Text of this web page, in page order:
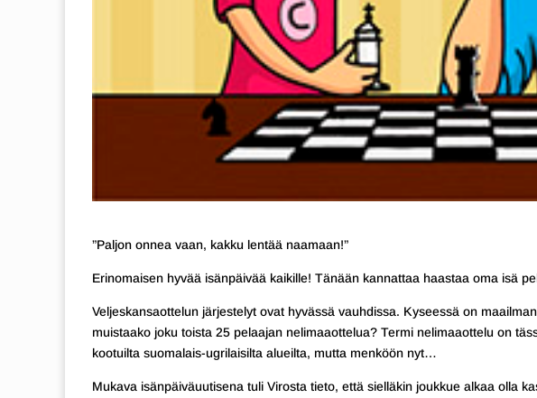
”Paljon onnea vaan, kakku lentää naamaan!”
Erinomaisen hyvää isänpäivää kaikille! Tänään kannattaa haastaa oma isä
Veljeskansaottelun järjestelyt ovat hyvässä vauhdissa. Kyseessä on
muistaako joku toista 25 pelaajan nelimaaottelua? Termi nelimaaottelu on
kootuilta suomalais-ugrilaisilta alueilta, mutta menköön nyt…
Mukava isänpäiväuutisena tuli Virosta tieto, että sielläkin joukkue alkaa olla